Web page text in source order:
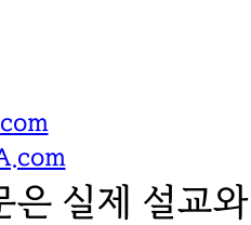
은 실제 설교